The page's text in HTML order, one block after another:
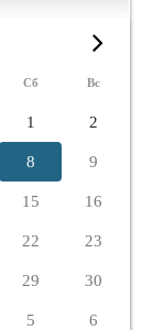
Сб Вс
1 2
8 9
15 16
22 23
29 30
5 6